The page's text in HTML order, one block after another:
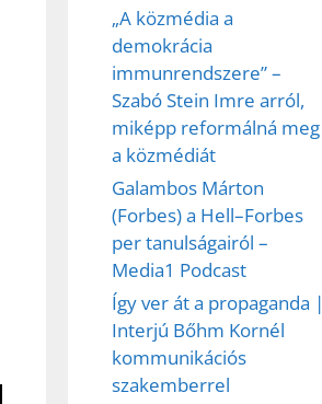
„A közmédia a
demokrácia
immunrendszere” –
Szabó Stein Imre arról,
miképp reformálná meg
a közmédiát
Galambos Márton
(Forbes) a Hell–Forbes
per tanulságairól –
Media1 Podcast
Így ver át a propaganda |
Interjú Bőhm Kornél
kommunikációs
szakemberrel